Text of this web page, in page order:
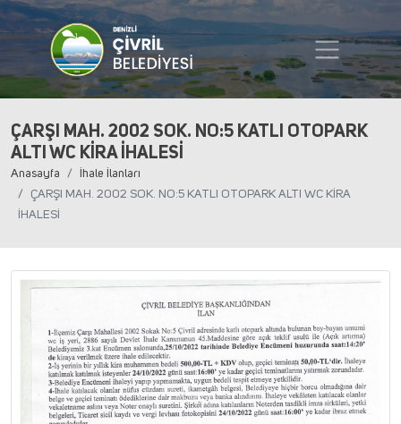
ÇARŞI MAH. 2002 SOK. NO:5 KATLI OTOPARK
ALTI WC KİRA İHALESİ
Anasayfa
İhale İlanları
ÇARŞI MAH. 2002 SOK. NO:5 KATLI OTOPARK ALTI WC KİRA
İHALESİ